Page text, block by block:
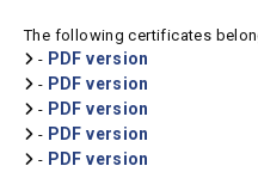
The following certificates
- PDF version
- PDF version
- PDF version
- PDF version
- PDF version